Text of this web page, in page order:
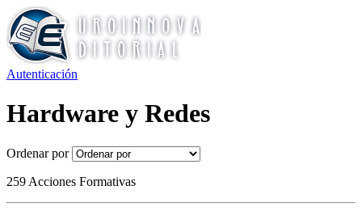
Autenticación
Hardware y Redes
Ordenar por
259 Acciones Formativas